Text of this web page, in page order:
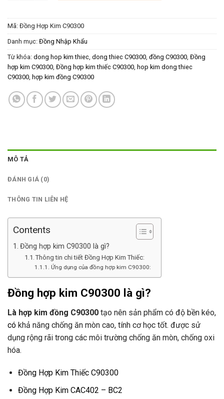
Mã: Đồng Hợp Kim C90300
Danh mục: Đồng Nhập Khẩu
Từ khóa: dong hop kim thiec, dong thiec C90300, đồng C90300, Đồng
hợp kim C90300, Đồng hợp kim thiếc C90300, hop kim dong thiec
C90300, hợp kim đồng C90300
MÔ TẢ
ĐÁNH GIÁ (0)
THÔNG TIN LIÊN HỆ
Contents
Đồng hợp kim C90300 là gì?
Thông tin chi tiết Đồng Hợp Kim Thiếc:
Ứng dụng của đồng hợp kim C90300:
Đồng hợp kim C90300 là gì?
Là hợp kim đồng C90300 tạo nên sản phẩm có độ bền kéo,
có khả năng chống ăn mòn cao, tính cơ học tốt. được sử
dụng rộng rãi trong các môi trường chống ăn mòn, chống oxi
hóa.
Đồng Hợp Kim Thiếc C90300
Đồng Hợp Kim CAC402 – BC2